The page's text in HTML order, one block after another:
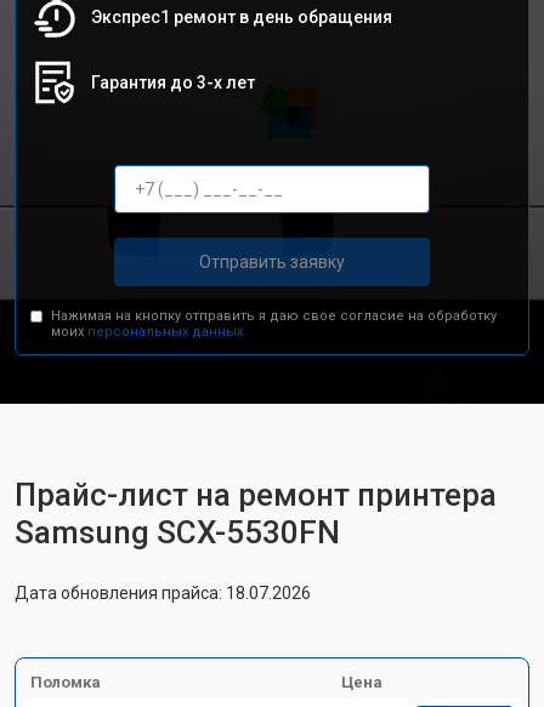
Экспрес1 ремонт в день обращения
Гарантия до 3-х лет
Отправить заявку
Нажимая на кнопку отправить я даю свое согласие на обработку
моих персональных данных.
Прайс-лист на ремонт принтера
Samsung SCX-5530FN
Дата обновления прайса: 18.07.2026
Поломка Цена